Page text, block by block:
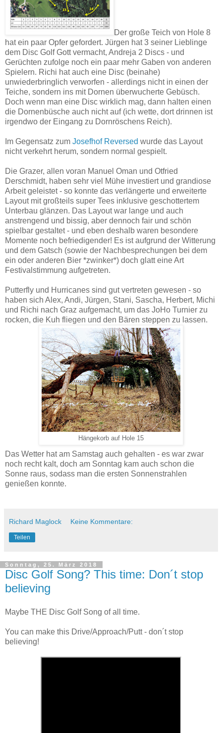
Der große Teich von Hole 8
hat ein paar Opfer gefordert. Jürgen hat 3 seiner Lieblinge
dem Disc Golf Gott vermacht, Andreja 2 Discs - und
Gerüchten zufolge noch ein paar mehr Gaben von anderen
Spielern. Richi hat auch eine Disc (beinahe)
unwiederbringlich verworfen - allerdings nicht in einen der
Teiche, sondern ins mit Dornen überwucherte Gebüsch.
Doch wenn man eine Disc wirklich mag, dann halten einen
die Dornenbüsche auch nicht auf (ich wette, dort drinnen ist
irgendwo der Eingang zu Dornröschens Reich).
Im Gegensatz zum Josefhof Reversed wurde das Layout
nicht verkehrt herum, sondern normal gespielt.
Die Grazer, allen voran Manuel Oman und Otfried
Derschmidt, haben sehr viel Mühe investiert und grandiose
Arbeit geleistet - so konnte das verlängerte und erweiterte
Layout mit großteils super Tees inklusive geschottertem
Unterbau glänzen. Das Layout war lange und auch
anstrengend und bissig, aber dennoch fair und schön
spielbar gestaltet - und eben deshalb waren besondere
Momente noch befriedigender! Es ist aufgrund der Witterung
und dem Gatsch (sowie der Nachbesprechungen bei dem
ein oder anderen Bier *zwinker*) doch glatt eine Art
Festivalstimmung aufgetreten.
Putterfly und Hurricanes sind gut vertreten gewesen - so
haben sich Alex, Andi, Jürgen, Stani, Sascha, Herbert, Michi
und Richi nach Graz aufgemacht, um das JoHo Turnier zu
rocken, die Kuh fliegen und den Bären steppen zu lassen.
Hängekorb auf Hole 15
Das Wetter hat am Samstag auch gehalten - es war zwar
noch recht kalt, doch am Sonntag kam auch schon die
Sonne raus, sodass man die ersten Sonnenstrahlen
genießen konnte.
Richard Maglock Keine Kommentare:
Teilen
Sonntag, 25. März 2018
Disc Golf Song? This time: Don´t stop
believing
Maybe THE Disc Golf Song of all time.
You can make this Drive/Approach/Putt - don´t stop
believing!